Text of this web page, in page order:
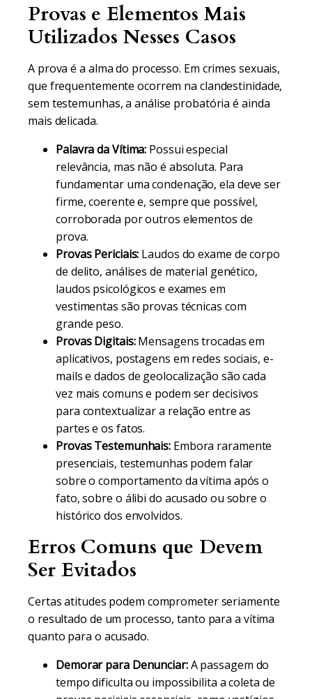
Provas e Elementos Mais
Utilizados Nesses Casos
A prova é a alma do processo. Em crimes sexuais,
que frequentemente ocorrem na clandestinidade,
sem testemunhas, a análise probatória é ainda
mais delicada.
Palavra da Vítima: Possui especial
relevância, mas não é absoluta. Para
fundamentar uma condenação, ela deve ser
firme, coerente e, sempre que possível,
corroborada por outros elementos de
prova.
Provas Periciais: Laudos do exame de corpo
de delito, análises de material genético,
laudos psicológicos e exames em
vestimentas são provas técnicas com
grande peso.
Provas Digitais:Mensagens trocadas em
aplicativos, postagens em redes sociais, e-
mails e dados de geolocalização são cada
vez mais comuns e podem ser decisivos
para contextualizar a relação entre as
partes e os fatos.
Provas Testemunhais: Embora raramente
presenciais, testemunhas podem falar
sobre o comportamento da vítima após o
fato, sobre o álibi do acusado ou sobre o
histórico dos envolvidos.
Erros Comuns que Devem
Ser Evitados
Certas atitudes podem comprometer seriamente
o resultado de um processo, tanto para a vítima
quanto para o acusado.
Demorar para Denunciar:A passagem do
tempo dificulta ou impossibilita a coleta de